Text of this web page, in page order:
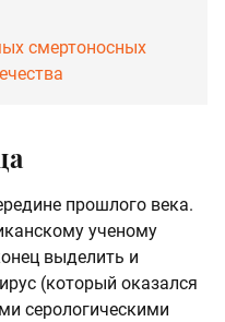
смертоносных
прошлого века.
ученому
выделить и
(который оказался
серологическими